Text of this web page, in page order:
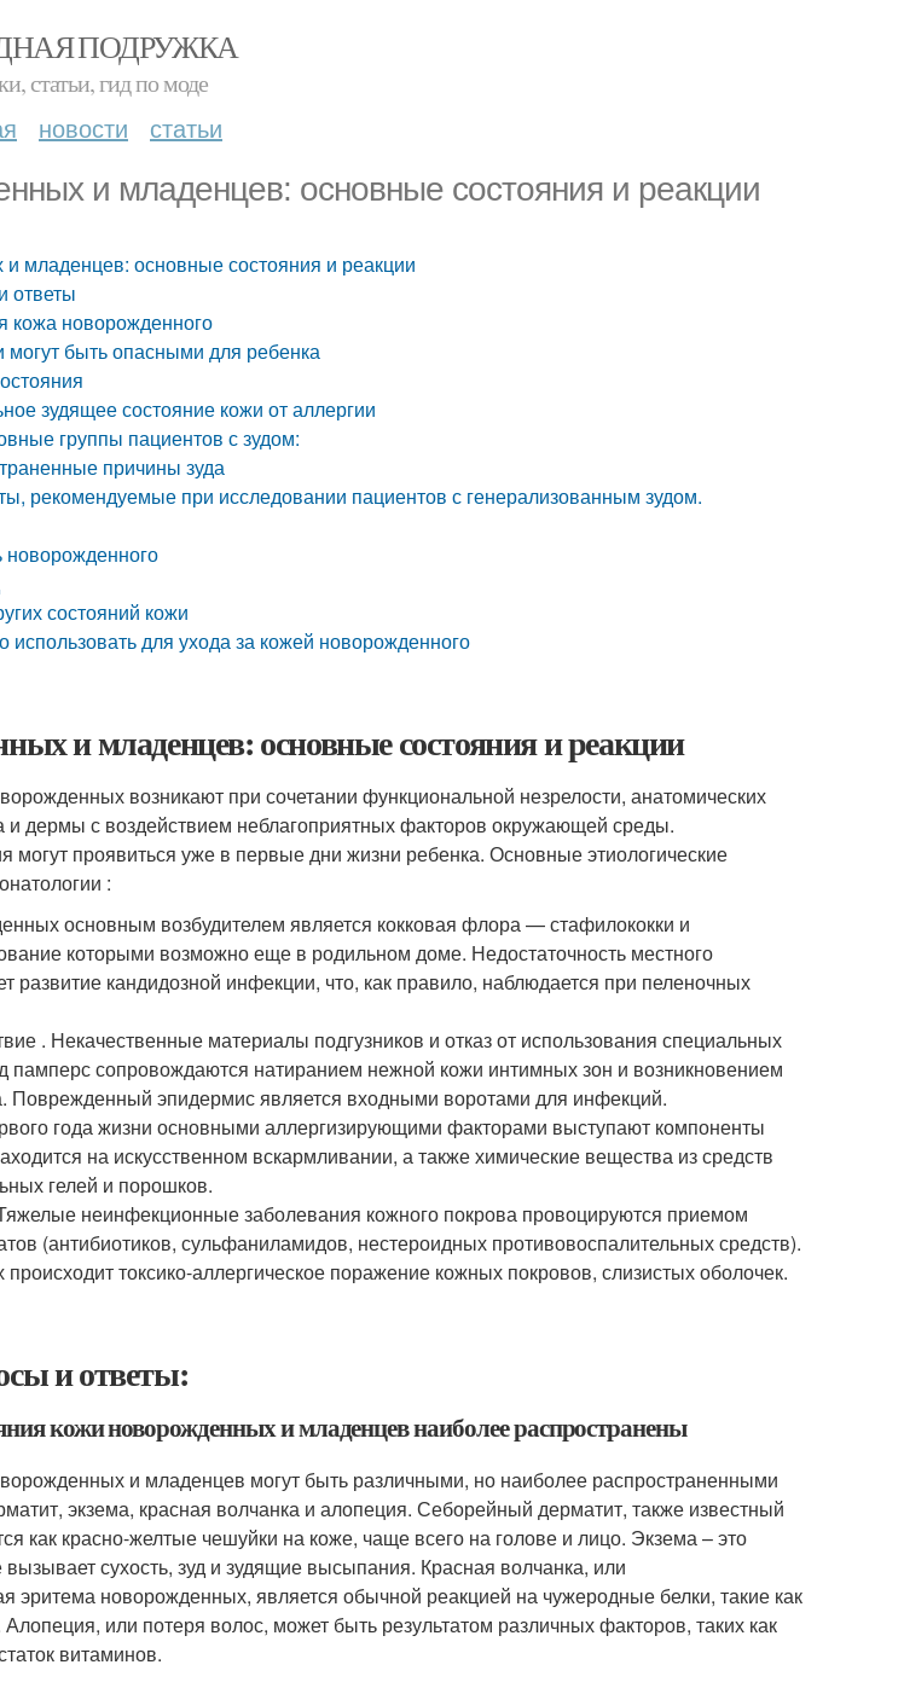
ПОДРУЖКА
статьи, гид по моде
новости статьи
и младенцев: основные состояния и реакции
младенцев: основные состояния и реакции
ответы
кожа новорожденного
могут быть опасными для ребенка
зудящее состояние кожи от аллергии
группы пациентов с зудом:
причины зуда
рекомендуемые при исследовании пациентов с генерализованным зудом.
новорожденного
состояний кожи
использовать для ухода за кожей новорожденного
и младенцев: основные состояния и реакции
возникают при сочетании функциональной незрелости, анатомических
и дермы с воздействием неблагоприятных факторов окружающей среды.
могут проявиться уже в первые дни жизни ребенка. Основные этиологические
:
основным возбудителем является кокковая флора — стафилококки и
которыми возможно еще в родильном доме. Недостаточность местного
развитие кандидозной инфекции, что, как правило, наблюдается при пеленочных
. Некачественные материалы подгузников и отказ от использования специальных
памперс сопровождаются натиранием нежной кожи интимных зон и возникновением
Поврежденный эпидермис является входными воротами для инфекций.
года жизни основными аллергизирующими факторами выступают компоненты
на искусственном вскармливании, а также химические вещества из средств
гелей и порошков.
неинфекционные заболевания кожного покрова провоцируются приемом
(антибиотиков, сульфаниламидов, нестероидных противовоспалительных средств).
токсико-аллергическое поражение кожных покровов, слизистых оболочек.
и ответы:
кожи новорожденных и младенцев наиболее распространены
и младенцев могут быть различными, но наиболее распространенными
экзема, красная волчанка и алопеция. Себорейный дерматит, также известный
как красно-желтые чешуйки на коже, чаще всего на голове и лицо. Экзема – это
сухость, зуд и зудящие высыпания. Красная волчанка, или
эритема новорожденных, является обычной реакцией на чужеродные белки, такие как
или потеря волос, может быть результатом различных факторов, таких как
витаминов.